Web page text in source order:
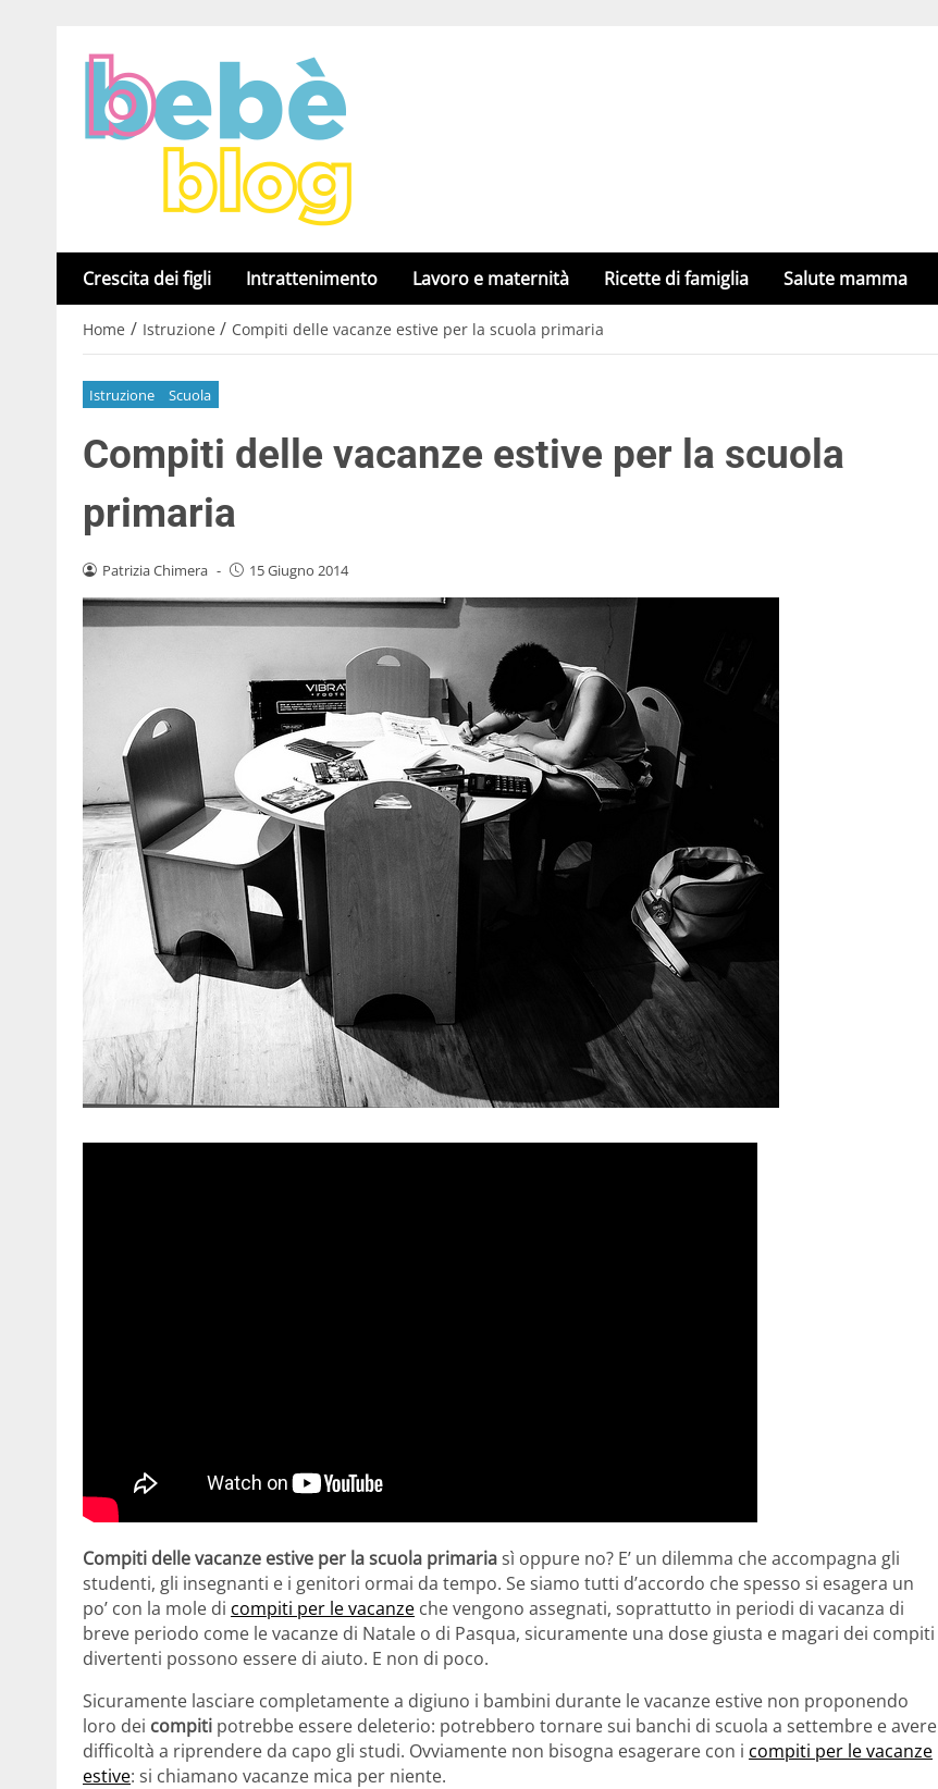
Crescita dei figli Intrattenimento Lavoro e maternità Ricette di famiglia Salute mamma
Home / Istruzione / Compiti delle vacanze estive per la scuola primaria
Istruzione Scuola
Compiti delle vacanze estive per la scuola
primaria
Patrizia Chimera - 15 Giugno 2014
Compiti delle vacanze estive per la scuola primariasì oppure no? E’ un dilemma che accompagna gli
studenti, gli insegnanti e i genitori ormai da tempo. Se siamo tutti d’accordo che spesso si esagera un
po’ con la mole di compiti per le vacanze che vengono assegnati, soprattutto in periodi di vacanza di
breve periodo come le vacanze di Natale o di Pasqua, sicuramente una dose giusta e magari dei compiti
divertenti possono essere di aiuto. E non di poco.
Sicuramente lasciare completamente a digiuno i bambini durante le vacanze estive non proponendo
loro dei compiti potrebbe essere deleterio: potrebbero tornare sui banchi di scuola a settembre e avere
difficoltà a riprendere da capo gli studi. Ovviamente non bisogna esagerare con i compiti per le vacanze
estive: si chiamano vacanze mica per niente.